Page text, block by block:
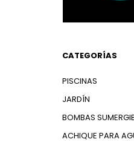
CATEGORÍAS
PISCINAS
JARDÍN
BOMBAS
ACHIQUE PARA